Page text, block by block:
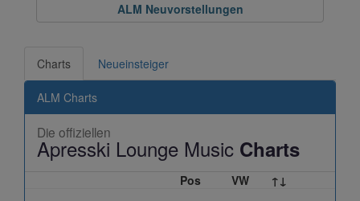
ALM Neuvorstellungen
Charts Neueinsteiger
ALM Charts
Die offiziellen
Apresski Lounge Music Charts
Pos VW ↑↓